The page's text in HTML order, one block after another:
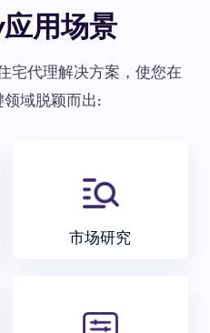
应用场景
宅代理解决方案，使您在
域脱颖而出:
市场研究